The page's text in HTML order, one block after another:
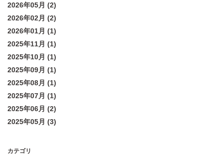
2026年05月 (2)
2026年02月 (2)
2026年01月 (1)
2025年11月 (1)
2025年10月 (1)
2025年09月 (1)
2025年08月 (1)
2025年07月 (1)
2025年06月 (2)
2025年05月 (3)
カテゴリ